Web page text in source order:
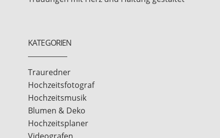
KATEGORIEN
Trauredner
Hochzeitsfotograf
Hochzeitsmusik
Blumen & Deko
Hochzeitsplaner